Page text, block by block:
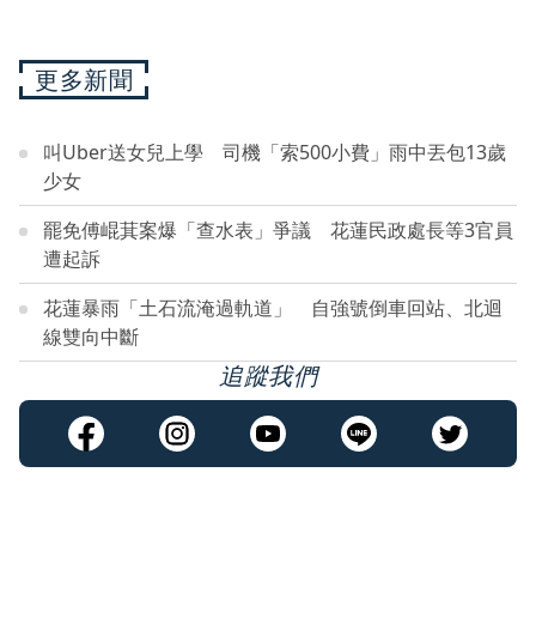
更多新聞
叫Uber送女兒上學 司機「索500小費」雨中丟包13歲
少女
罷免傅崐萁案爆「查水表」爭議 花蓮民政處長等3官員
遭起訴
花蓮暴雨「土石流淹過軌道」 自強號倒車回站、北迴
線雙向中斷
追蹤我們